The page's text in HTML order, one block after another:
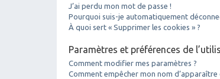
J’ai perdu mon mot de passe !
Pourquoi suis-je automatiquement
À quoi sert « Supprimer les cookies » ?
Paramètres et préférences de
Comment modifier mes paramètres ?
Comment empêcher mon nom